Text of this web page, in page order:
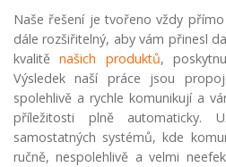
Naše řešení je tvořeno vždy
dále rozšiřitelný, aby vám přinesl
kvalitěnašich produktů,
Výsledek naší práce jsou
spolehlivě a rychle komunikují a
příležitosti plně automaticky.
samostatných systémů, kde
ručně, nespolehlivě a velmi